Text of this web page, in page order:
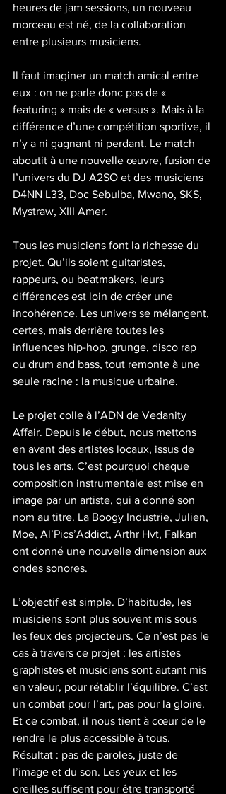
heures de jam sessions, un nouveau
morceau est né, de la collaboration
entre plusieurs musiciens.
Il faut imaginer un match amical entre
eux : on ne parle donc pas de «
featuring » mais de « versus ». Mais à la
différence d’une compétition sportive, il
n’y a ni gagnant ni perdant. Le match
aboutit à une nouvelle œuvre, fusion de
l’univers du DJ A2SO et des musiciens
D4NN L33, Doc Sebulba, Mwano, SKS,
Mystraw, XIII Amer.
Tous les musiciens font la richesse du
projet. Qu’ils soient guitaristes,
rappeurs, ou beatmakers, leurs
différences est loin de créer une
incohérence. Les univers se mélangent,
certes, mais derrière toutes les
influences hip-hop, grunge, disco rap
ou drum and bass, tout remonte à une
seule racine : la musique urbaine.
Le projet colle à l’ADN de Vedanity
Affair. Depuis le début, nous mettons
en avant des artistes locaux, issus de
tous les arts. C’est pourquoi chaque
composition instrumentale est mise en
image par un artiste, qui a donné son
nom au titre. La Boogy Industrie, Julien,
Moe, Al’Pics’Addict, Arthr Hvt, Falkan
ont donné une nouvelle dimension aux
ondes sonores.
L’objectif est simple. D’habitude, les
musiciens sont plus souvent mis sous
les feux des projecteurs. Ce n’est pas le
cas à travers ce projet : les artistes
graphistes et musiciens sont autant mis
en valeur, pour rétablir l’équilibre. C’est
un combat pour l’art, pas pour la gloire.
Et ce combat, il nous tient à cœur de le
rendre le plus accessible à tous.
Résultat : pas de paroles, juste de
l’image et du son. Les yeux et les
oreilles suffisent pour être transporté